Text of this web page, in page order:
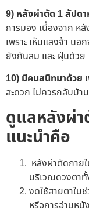
9) หลังผ่าตัด 1 สัปด
การมอง เนื่องจาก ห
เพราะ เห็นแสงจ้า น
ยังกันลม และ ฝุ่นด้วย
10) มีคนสนิทมาด้วย
สะดวก ไม่ควรกลับบ้า
ดูแลหลังผ่
แนะนำคือ
หลังผ่าตัดภาย
บริเวณดวงตา
งดใช้สายตาใน
หรือการอ่านหนั